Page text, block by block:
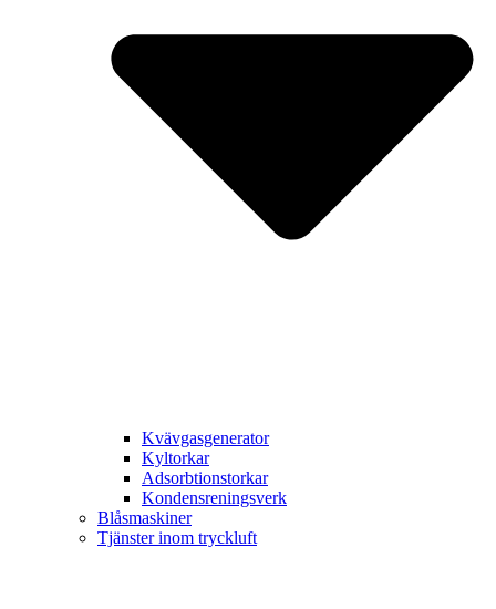
Kvävgasgenerator
Kyltorkar
Adsorbtionstorkar
Kondensreningsverk
Blåsmaskiner
Tjänster inom tryckluft